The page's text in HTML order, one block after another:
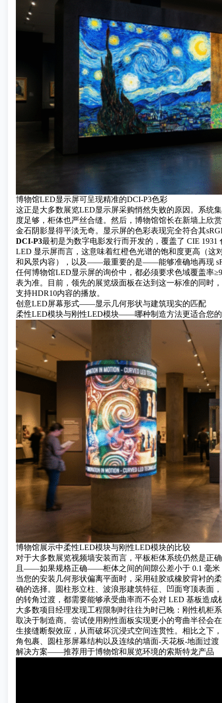
博物馆LED显示屏可呈现精准的DCI-P3色彩
这正是大多数展览LED显示屏采购悄然失败的原因。系统
度足够，柜体也严丝合缝。然后，博物馆馆长在新墙上欣
金石阴影显得平淡无奇。显示屏的色彩表现完全符合其
DCI-P3最初是为数字电影发行而开发的，覆盖了 CIE 1931
LED 显示屏而言，这意味着红橙色光谱的饱和度更高（这
和风景内容），以及——最重要的是——能够准确地再现
任何博物馆LED显示屏的询价中，都必须要求色域覆盖率
表为准。目前，领先的展览级面板在达到这一标准的同时
支持HDR10内容的播放。
创意LED屏幕形式——显示几何形状与建筑现实的匹配
柔性LED模块与刚性LED模块——哪种制造方法更适合您
博物馆展示中柔性LED模块与刚性LED模块的比较
对于大多数展览视频墙安装而言，平板柜体系统仍然是正
且——如果规格正确——柜体之间的间隙公差小于 0.1 毫米
当您的安装几何形状偏离平面时，采用硅胶或橡胶背衬的
确的选择。圆柱形立柱、波浪形建筑特征、凹面穹顶表
的转角过渡，都需要能够承受曲率而不会对 LED 基板造成
大多数项目经理发现工程限制时往往为时已晚：刚性机柜
取决于制造商。尝试使用刚性面板实现更小的弯曲半径会
生接缝断裂效应，从而破坏沉浸式空间连贯性。相比之下
角包裹、圆柱形屏幕结构以及连续的墙面-天花板-地面过
解决方案——推荐用于博物馆和展览环境的索斯特龙产品